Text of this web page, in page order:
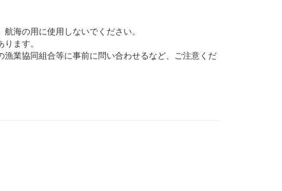
の用に使用しないでください。
ます。
業協同組合等に事前に問い合わせるなど、ご注意くだ